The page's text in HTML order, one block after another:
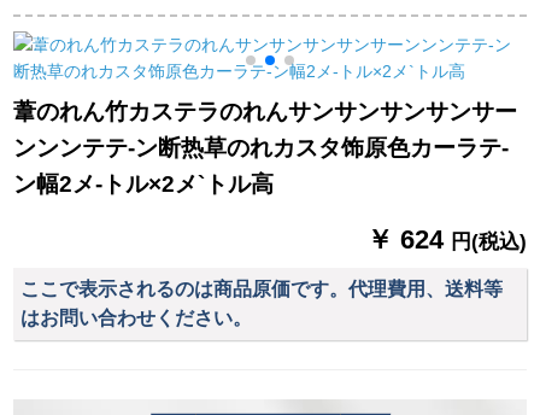
ーム
ーテックスックス难
燃布バラ赤(美容院)幅
3.5 X高2.7送フルク
(レル3.2 m)
ングリングリングリ
ングリングリングリ
ングリングリングリ
ングリングリングと
白カードライン补强
28 mm【鉄芸棒】ダ
葦のれん竹カステラのれんサンサンサンサンサー
ンンンテテ-ン断热草のれカスタ饰原色カーラテ-
ン幅2メ-トル×2メ`トル高
￥ 624 円(税込)
ここで表示されるのは商品原価です。代理費用、送料等
はお問い合わせください。